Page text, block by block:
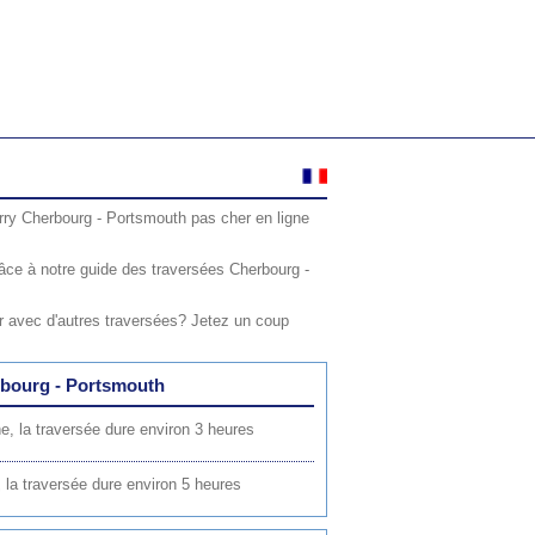
Cherbourg - Portsmouth pas cher en ligne
à notre guide des traversées Cherbourg -
avec d'autres traversées? Jetez un coup
- Portsmouth
la traversée dure environ 3 heures
traversée dure environ 5 heures